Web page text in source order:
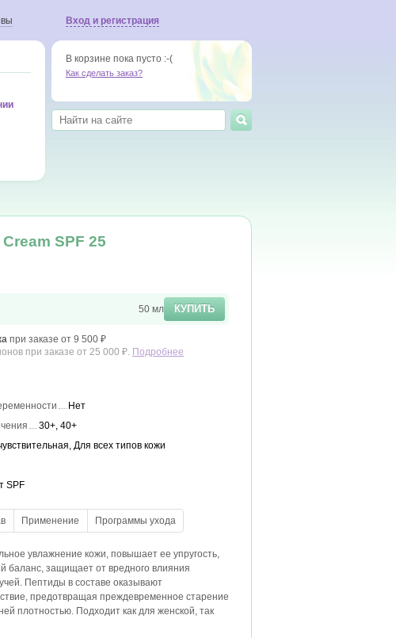
Вход и регистрация
В корзине пока пусто :-(
Как сделать заказ?
SPF 25
50 мл КУПИТЬ
при заказе от 9 500 ₽
при заказе от 25 000 ₽. Подробнее
Нет
30+, 40+
Для всех типов кожи
SPF
увлажнение кожи, повышает ее упругость,
баланс, защищает от вредного влияния
Пептиды в составе оказывают
предотвращая преждевременное старение
плотностью. Подходит как для женской, так